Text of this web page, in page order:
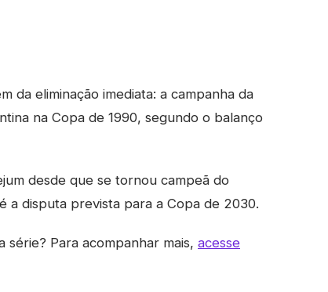
da eliminação imediata: a campanha da
na Copa de 1990, segundo o balanço
desde que se tornou campeã do
a disputa prevista para a Copa de 2030.
Para acompanhar mais, acesse